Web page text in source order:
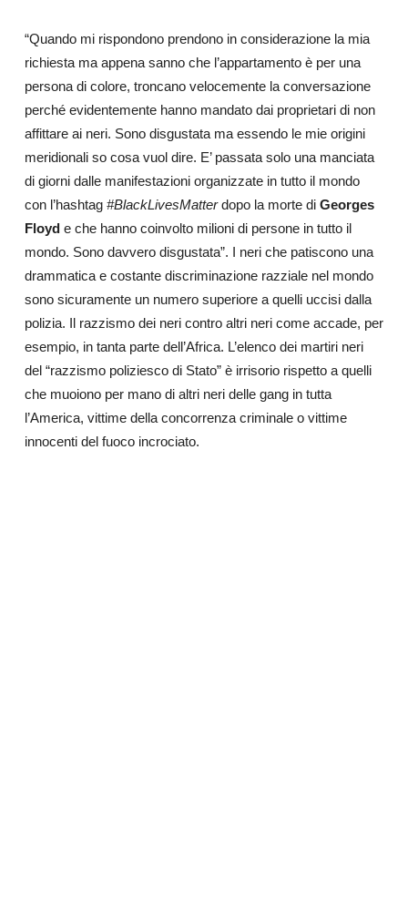
“Quando mi rispondono prendono in considerazione la mia
richiesta ma appena sanno che l’appartamento è per una
persona di colore, troncano velocemente la conversazione
perché evidentemente hanno mandato dai proprietari di non
affittare ai neri. Sono disgustata ma essendo le mie origini
meridionali so cosa vuol dire. E’ passata solo una manciata
di giorni dalle manifestazioni organizzate in tutto il mondo
con l’hashtag #BlackLivesMatterdopo la morte di Georges
Floyde che hanno coinvolto milioni di persone in tutto il
mondo. Sono davvero disgustata”. I neri che patiscono una
drammatica e costante discriminazione razziale nel mondo
sono sicuramente un numero superiore a quelli uccisi dalla
polizia. Il razzismo dei neri contro altri neri come accade, per
esempio, in tanta parte dell’Africa. L’elenco dei martiri neri
del “razzismo poliziesco di Stato” è irrisorio rispetto a quelli
che muoiono per mano di altri neri delle gang in tutta
l’America, vittime della concorrenza criminale o vittime
innocenti del fuoco incrociato.